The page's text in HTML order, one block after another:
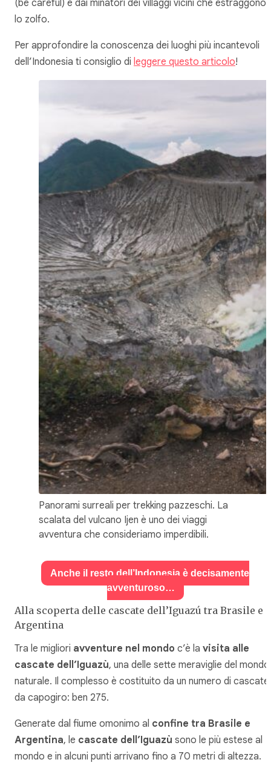
(be careful) e dai minatori dei villaggi vicini che estraggono
lo zolfo.
Per approfondire la conoscenza dei luoghi più incantevoli
dell’Indonesia ti consiglio di leggere questo articolo!
Panorami surreali per trekking pazzeschi. La
scalata del vulcano Ijen è uno dei viaggi
avventura che consideriamo imperdibili.
Anche il resto dell’Indonesia è decisamente
avventuroso…
Alla scoperta delle cascate dell’Iguazú tra Brasile e
Argentina
Tra le migliori avventure nel mondo c’è la visita alle
cascate dell’Iguazù, una delle sette meraviglie del mondo
naturale. Il complesso è costituito da un numero di cascate
da capogiro: ben 275.
Generate dal fiume omonimo al confine tra Brasile e
Argentina, le cascate dell’Iguazù sono le più estese al
mondo e in alcuni punti arrivano fino a 70 metri di altezza.